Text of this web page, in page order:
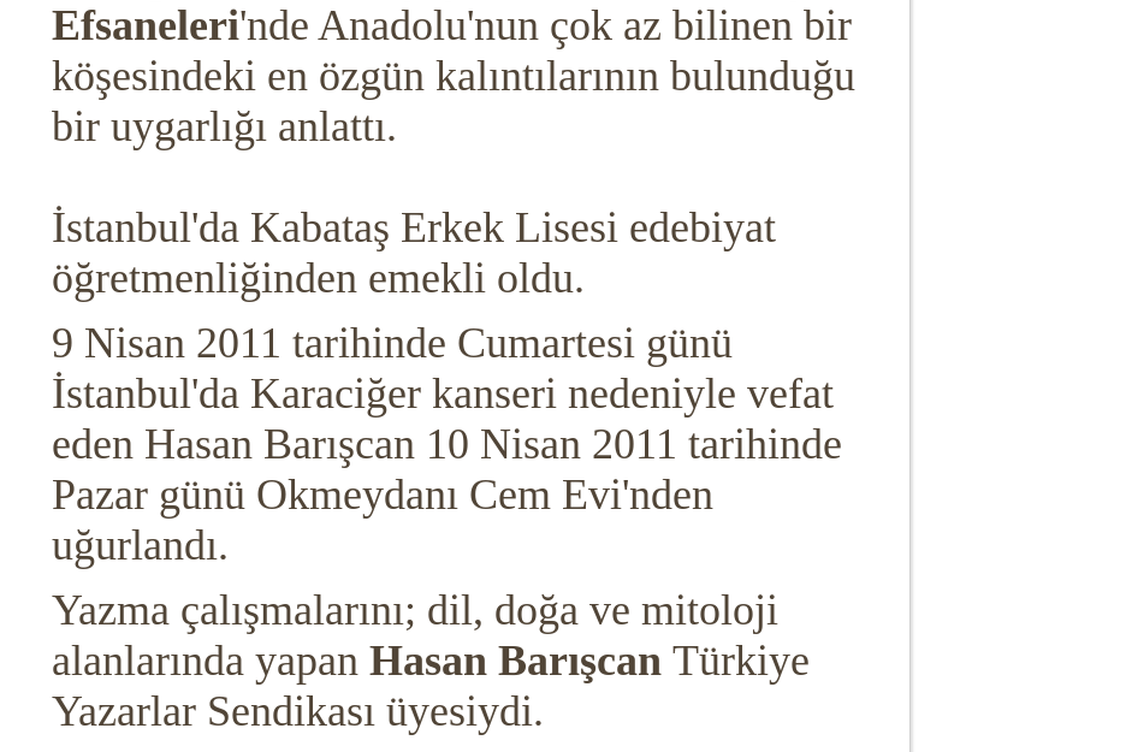
Efsaneleri'nde Anadolu'nun çok az bilinen bir
köşesindeki en özgün kalıntılarının bulunduğu
bir uygarlığı anlattı.
İstanbul'da Kabataş Erkek Lisesi edebiyat
öğretmenliğinden emekli oldu.
9 Nisan 2011 tarihinde Cumartesi günü
İstanbul'da Karaciğer kanseri nedeniyle vefat
eden Hasan Barışcan 10 Nisan 2011 tarihinde
Pazar günü Okmeydanı Cem Evi'nden
uğurlandı.
Yazma çalışmalarını; dil, doğa ve mitoloji
alanlarında yapan Hasan BarışcanTürkiye
Yazarlar Sendikası üyesiydi.